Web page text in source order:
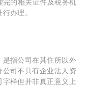
的相关证件及税务机
办理。
指公司在其住所以外
司不具有企业法人资
样但并非真正意义上